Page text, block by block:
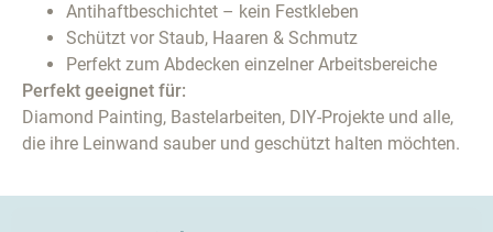
Antihaftbeschichtet – kein Festkleben
Schützt vor Staub, Haaren & Schmutz
Perfekt zum Abdecken einzelner Arbeitsbereiche
Perfekt geeignet für:
Diamond Painting, Bastelarbeiten, DIY-Projekte und alle,
die ihre Leinwand sauber und geschützt halten möchten.